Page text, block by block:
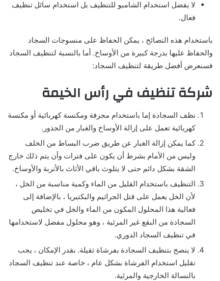
لا يفضل استخدام الشامبو للتنظيف بل استخدام سائل تنظيف
فعال.
باستخدام هذه النصائح ، يمكن الحفاظ على منسوجات السجاد
والحفاظ عليها بدرجة كبيرة من الأوساخ. أما بالنسبة لتنظيف السجاد
فسنعرض أفضل طريقة لتنظيف السجاد:
شركة تنظيف في رأس الخيمة
نظف السجادة إما باستخدام مجرفة ومكنسة كهربائية أو مكنسة
كهربائية تعمل على إزالة الأوساخ والغبار من الجذور.
كما يمكن إزالة الغبار عن طريق ضرب البساط من الخلف
وليس من الأمام بشرط أن يكون على فترات وأن يتم ذلك خارج
الشقة بشكل دائم حتى لا يتلوث باقي الأثاث بالأتربة والأوساخ.
التنظيف باستخدام القليل من الماء وكمية مناسبة من الخل ،
لأن الخل يعمل على قتل الجراثيم والبكتيريا ، بالإضافة إلى
فعالية هذا المحلول المكون من الماء والخل في تخليص
السجادة من البقع غير المرئية ، وهو محلول مفضل لاستخدامها
في تنظيف السجاد الدوري.
لا ينصح بتنظيف السجادة بفرشاة ثقيلة. بقدر الإمكان ، يجب
تقليل استخدام الفرشاة بشكل عام ، خاصة عند تنظيف السجاد
بالنسالة الخارجية والمرئية.